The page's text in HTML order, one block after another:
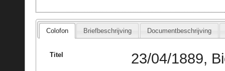
Colofon Briefbeschrijving Documentbeschrijving
Titel
23/04/1889,